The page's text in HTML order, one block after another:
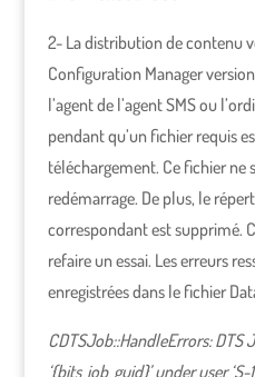
2- La distribution de contenu
Configuration Manager
l’agent de l’agent SMS ou
pendant qu’un fichier requis
téléchargement. Ce fichier ne
redémarrage. De plus, le
correspondant est supprimé.
refaire un essai. Les erreurs
enregistrées dans le fichier
CDTSJob::HandleErrors: DTS
‘{bits_job_guid}’ under user